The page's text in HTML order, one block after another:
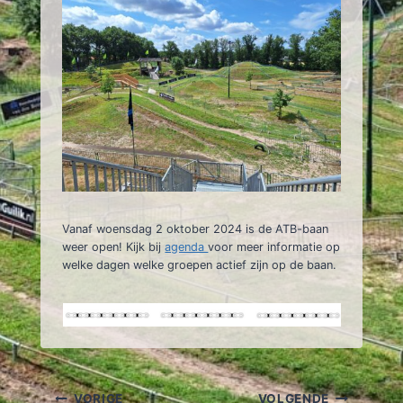
Vanaf woensdag 2 oktober 2024 is de ATB-baan
weer open! Kijk bijagendavoor meer informatie op
welke dagen welke groepen actief zijn op de baan.
VORIGE VOLGENDE